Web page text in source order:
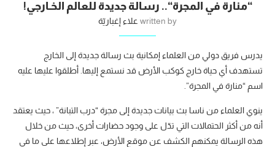
“منارة في المجرة“.. رسالة جديدة للعالم الخـارجي!
written by علاء إغباريّة
يدرس فريق دولي من العلماء إمكانية بث رسالة جديدة إلى الخارج
تستهدف أي حياة خارج كوكب الأرض قد نستمع إليها. أطلقوا عليها عليه
اسم “منارة في المجرة”.
ينوي العلماء من ناسا بث بيانات جديدة إلى مجرة “درب التبانة” ، حيث يعتقد
أنه من أكثر الحتمالات التي تدّل على وجود حضارات أخرى، حيث من خلال
هذه الرسالة يمكنهم الكشف عن موقع الأرض، عبر إطلاعها على ما في